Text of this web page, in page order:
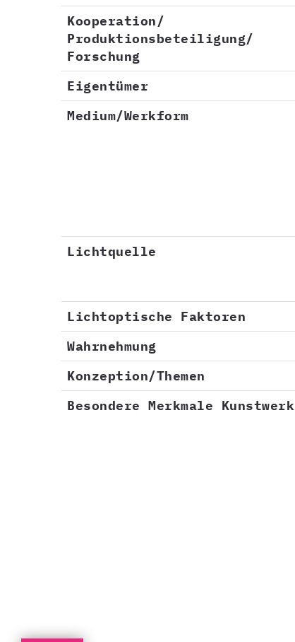
Kooperation/
Produktionsbeteiligung/
Forschung
Eigentümer
Medium/Werkform
Lichtquelle
Lichtoptische Faktoren
Wahrnehmung
Konzeption/Themen
Besondere Merkmale Kunstwerk